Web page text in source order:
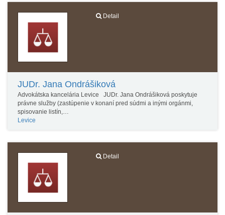
Detail
JUDr. Jana Ondrášiková
Advokátska kancelária Levice JUDr. Jana Ondrášiková poskytuje
právne služby (zastúpenie v konaní pred súdmi a inými orgánmi,
spisovanie listín,…
Levice
Detail